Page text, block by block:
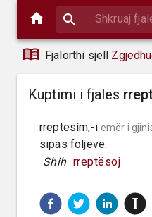
Fjalorthi sjell
Kuptimi i fjalës
rreptësím,-i emër i
sipas foljeve.
Shih rreptësoj